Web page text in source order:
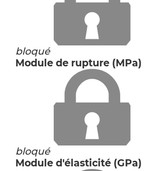
bloqué
Module de rupture (MPa)
bloqué
Module d'élasticité (GPa)